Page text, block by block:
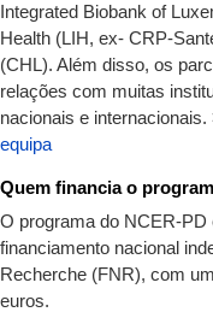
Integrated Biobank of
Health (LIH, ex- CRP-
(CHL). Além disso, os
relações com muitas
nacionais e internacionais.
equipa
Quem financia o
O programa do NCER-PD
financiamento nacional
Recherche (FNR), com
euros.